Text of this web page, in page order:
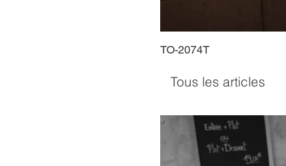
TO-2074T
Tous les articles